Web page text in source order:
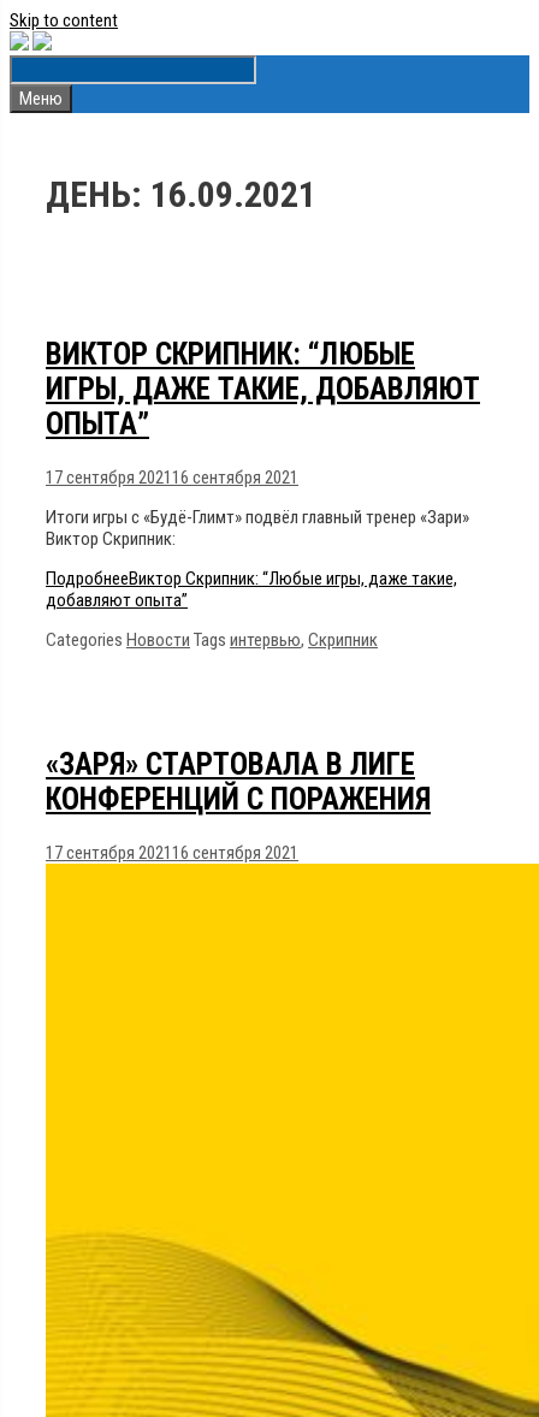
Skip to content
Меню
ДЕНЬ: 16.09.2021
ВИКТОР СКРИПНИК: “ЛЮБЫЕ
ИГРЫ, ДАЖЕ ТАКИЕ, ДОБАВЛЯЮТ
ОПЫТА”
17 сентября 202116 сентября 2021
Итоги игры с «Будё-Глимт» подвёл главный тренер «Зари»
Виктор Скрипник:
ПодробнееВиктор Скрипник: “Любые игры, даже такие,
добавляют опыта”
Categories Новости Tags интервью, Скрипник
«ЗАРЯ» СТАРТОВАЛА В ЛИГЕ
КОНФЕРЕНЦИЙ С ПОРАЖЕНИЯ
17 сентября 202116 сентября 2021